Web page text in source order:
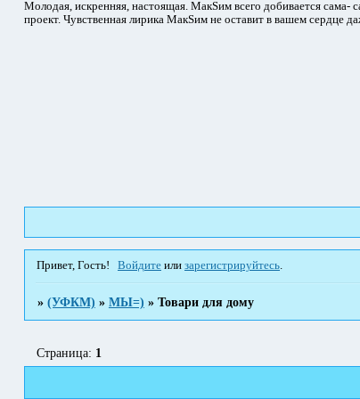
Молодая, искренняя, настоящая. МакSим всего добивается сама-
проект. Чувственная лирика МакSим не оставит в вашем сердце
Привет, Гость! Войдите или зарегистрируйтесь
» (УФКМ) » МЫ=) » Товари для дому
Страница: 1